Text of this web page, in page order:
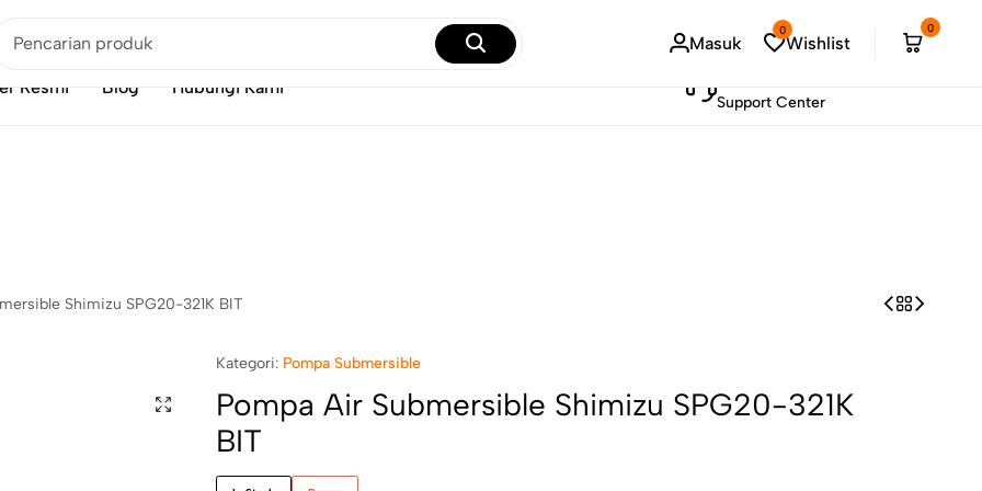
Beli Disini!
Masuk
0
Wishlist
0
Resmi Blog Hubungi Kami
Support Center
Shimizu SPG20-321K BIT
Kategori: Pompa Submersible
Pompa Air Submersible Shimizu SPG20-321K
BIT